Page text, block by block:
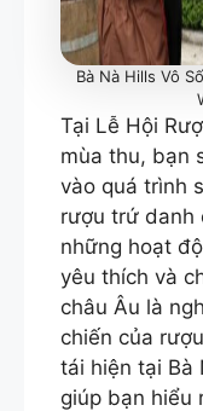
Bà Nà Hills Vô
Tại Lễ Hội
mùa thu, bạn
vào quá trình
rượu trứ danh
những hoạt
yêu thích và
châu Âu là
chiến của
tái hiện tại Bà
giúp bạn hiểu